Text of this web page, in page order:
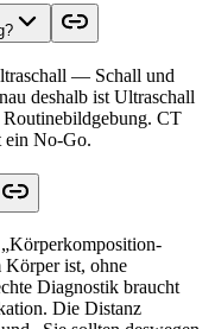
— Schall und
deshalb ist Ultraschall
Routinebildgebung. CT
ein No-Go.
ist, ohne
Diagnostik braucht
Die Distanz